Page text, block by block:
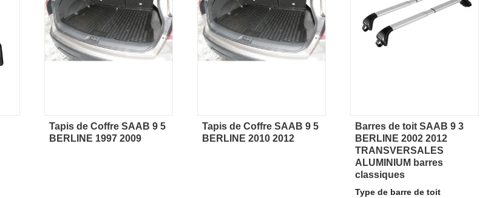
Aperçu rapide
Tapis de Coffre SAAB 9 5
BERLINE 1997 2009
Aperçu rapide
Tapis de Coffre SAAB 9 5
BERLINE 2010 2012
Aperçu rapide
Barres de toit SAAB 9 3
BERLINE 2002 2012
TRANSVERSALES
ALUMINIUM barres
classiques
Type de barre de toit